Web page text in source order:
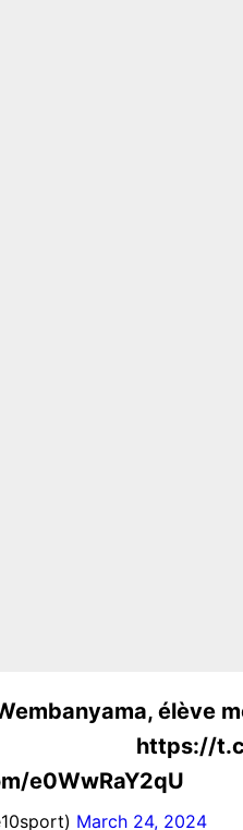
élève
https://t.co/
e0WwRaY2qU
March 24, 2024